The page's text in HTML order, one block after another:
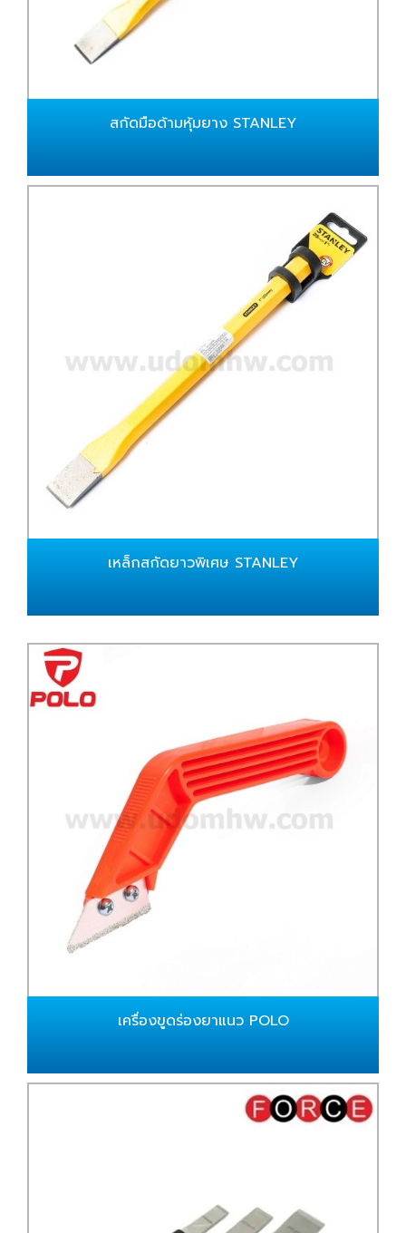
สกัดมือด้ามหุ้มยาง STANLEY
เหล็กสกัดยาวพิเศษ STANLEY
เครื่องขูดร่องยาแนว POLO